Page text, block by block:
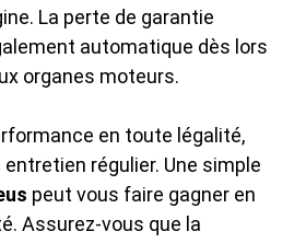
La perte de garantie
automatique dès lors
organes moteurs.
en toute légalité,
régulier. Une simple
peut vous faire gagner en
Assurez-vous que la